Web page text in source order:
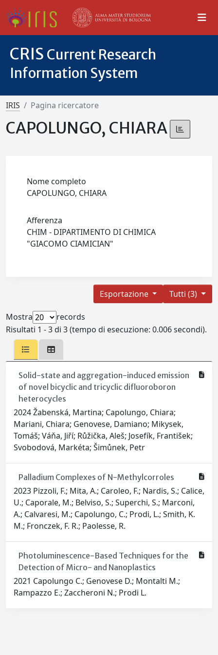
CRIS Current Research
Information System
IRIS Pagina ricercatore
CAPOLUNGO, CHIARA
Nome completo
CAPOLUNGO, CHIARA
Afferenza
CHIM - DIPARTIMENTO DI CHIMICA
"GIACOMO CIAMICIAN"
Tutti (3)
Esportazione
Mostra
records
Risultati 1 - 3 di 3 (tempo di esecuzione: 0.006 secondi).
Solid-state and aggregation-induced emission
of novel bicyclic and tricyclic difluoroboron
heterocycles
2024 Žabenská, Martina; Capolungo, Chiara;
Mariani, Chiara; Genovese, Damiano; Mikysek,
Tomáš; Váňa, Jiří; Růžička, Aleš; Josefík, František;
Svobodová, Markéta; Šimůnek, Petr
Palladium Complexes of N-Methylcorroles
2023 Pizzoli, F.; Mita, A.; Caroleo, F.; Nardis, S.; Calice,
U.; Caporale, M.; Belviso, S.; Superchi, S.; Marconi,
A.; Calvaresi, M.; Capolungo, C.; Prodi, L.; Smith, K.
M.; Fronczek, F. R.; Paolesse, R.
Photoluminescence-Based Techniques for the
Detection of Micro- and Nanoplastics
2021 Capolungo C.; Genovese D.; Montalti M.;
Rampazzo E.; Zaccheroni N.; Prodi L.